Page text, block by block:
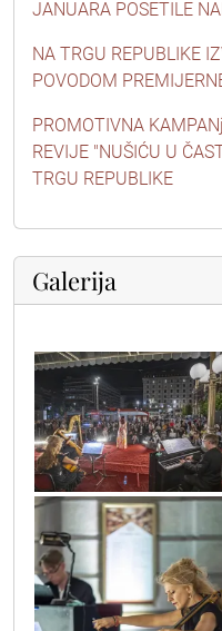
JANUARA POSETILE
NA TRGU REPUBLIKE
POVODOM
PROMOTIVNA
REVIJE "NUŠIĆU U
TRGU REPUBLIKE
Galerija
sif_1250